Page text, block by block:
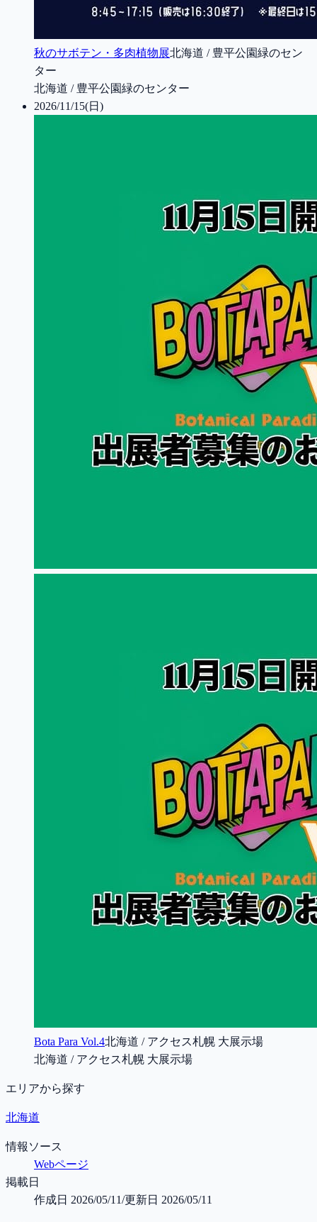
秋のサボテン・多肉植物展北海道 / 豊平公園緑のセン
ター
北海道 / 豊平公園緑のセンター
2026/11/15(日)
Bota Para Vol.4北海道 / アクセス札幌 大展示場
北海道 / アクセス札幌 大展示場
エリアから探す
北海道
情報ソース
Webページ
掲載日
作成日 2026/05/11/更新日 2026/05/11